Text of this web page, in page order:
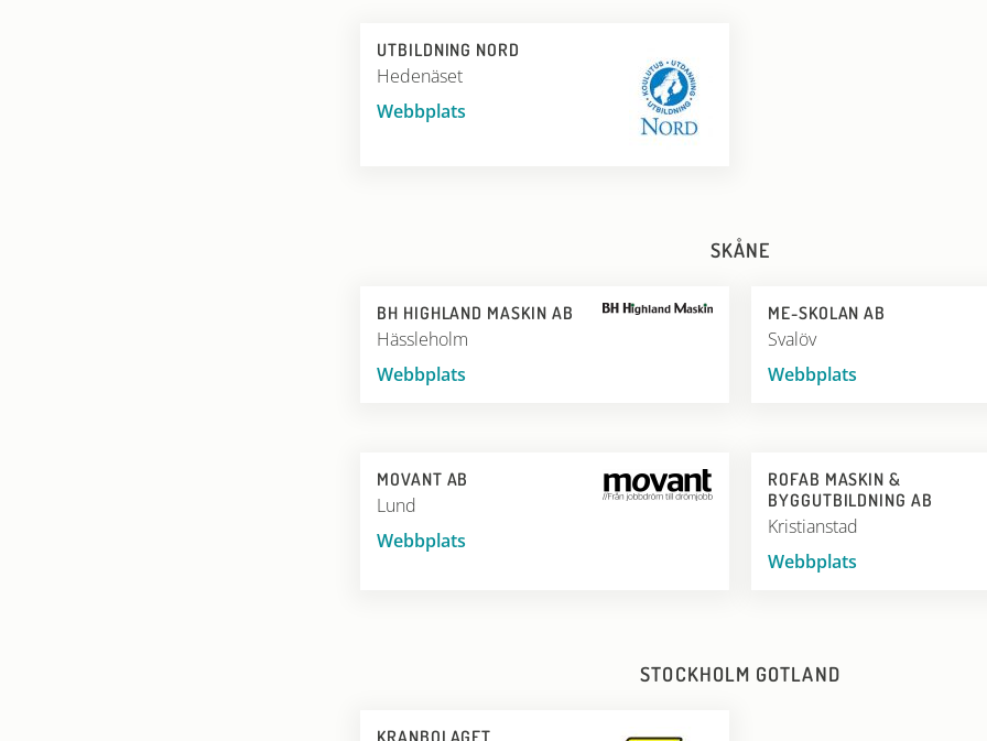
UTBILDNING NORD
Hedenäset
Webbplats
SKÅNE
BH HIGHLAND MASKIN AB
Hässleholm
Webbplats
ME-SKOLAN AB
Svalöv
Webbplats
MOVANT AB
Lund
Webbplats
ROFAB MASKIN &
BYGGUTBILDNING AB
Kristianstad
Webbplats
STOCKHOLM GOTLAND
KRANBOLAGET